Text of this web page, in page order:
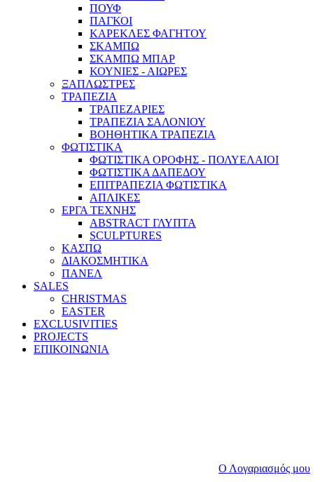
ΠΟΥΦ
ΠΑΓΚΟΙ
ΚΑΡΕΚΛΕΣ ΦΑΓΗΤΟΥ
ΣΚΑΜΠΩ
ΣΚΑΜΠΩ ΜΠΑΡ
ΚΟΥΝΙΕΣ - ΑΙΩΡΕΣ
ΞΑΠΛΩΣΤΡΕΣ
ΤΡΑΠΕΖΙΑ
ΤΡΑΠΕΖΑΡΙΕΣ
ΤΡΑΠΕΖΙΑ ΣΑΛΟΝΙΟΥ
ΒΟΗΘΗΤΙΚΑ ΤΡΑΠΕΖΙΑ
ΦΩΤΙΣΤΙΚΑ
ΦΩΤΙΣΤΙΚΑ ΟΡΟΦΗΣ - ΠΟΛΥΕΛΑΙΟΙ
ΦΩΤΙΣΤΙΚΑ ΔΑΠΕΔΟΥ
ΕΠΙΤΡΑΠΕΖΙΑ ΦΩΤΙΣΤΙΚΑ
ΑΠΛΙΚΕΣ
ΕΡΓΑ ΤΕΧΝΗΣ
ABSTRACT ΓΛΥΠΤΑ
SCULPTURES
ΚΑΣΠΩ
ΔΙΑΚΟΣΜΗΤΙΚΑ
ΠΑΝΕΛ
SALES
CHRISTMAS
EASTER
EXCLUSIVITIES
PROJECTS
ΕΠΙΚΟΙΝΩΝΙΑ
Ο Λογαριασμός μου